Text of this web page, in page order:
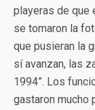
playeras de que
se tomaron la
que pusieran la
sí avanzan, las
1994”. Los
gastaron mucho